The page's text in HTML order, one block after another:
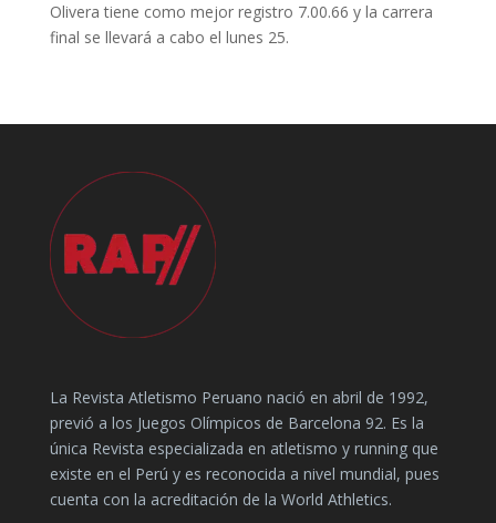
Olivera tiene como mejor registro 7.00.66 y la carrera
final se llevará a cabo el lunes 25.
La Revista Atletismo Peruano nació en abril de 1992,
previó a los Juegos Olímpicos de Barcelona 92. Es la
única Revista especializada en atletismo y running que
existe en el Perú y es reconocida a nivel mundial, pues
cuenta con la acreditación de la World Athletics.